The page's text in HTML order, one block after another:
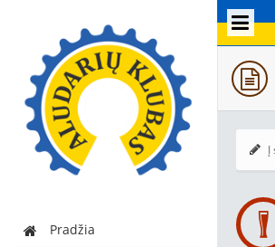
Pradžia
Į